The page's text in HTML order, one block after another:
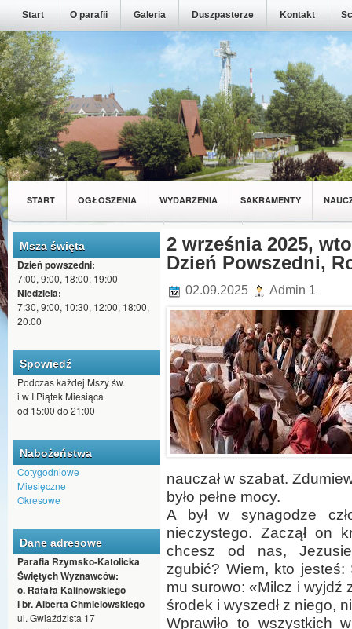
Start O parafii Galeria Duszpasterze Kontakt
START OGŁOSZENIA WYDARZENIA SAKRAMENTY
MŁODZIEŻ Z NASZEJ PARAFII WSPÓLNOTY
Msza święta
Dzień powszedni:
7:00, 9:00, 18:00, 19:00
Niedziela:
7:30, 9:00, 10:30, 12:00, 18:00,
20:00
Spowiedź
Podczas każdej Mszy św.
i w I Piątek Miesiąca
od 15:00 do 21:00
Nabożeństwa
Cotygodniowe
Miesięczne
Okresowe
Dane adresowe
Parafia Rzymsko-Katolicka
Świętych Wyznawców:
o. Rafała Kalinowskiego
i br. Alberta Chmielowskiego
ul. Gwiaździsta 17
2 września 2025,
Dzień Powszedni,
02.09.2025 Admin 1
nauczał w szabat.
było pełne mocy.
A był w synagodze
nieczystego. Zaczął on
chcesz od nas, Jezusie
zgubić? Wiem, kto jesteś:
mu surowo: «Milcz i wyjdź
środek i wyszedł z niego,
Wprawiło to wszystkich